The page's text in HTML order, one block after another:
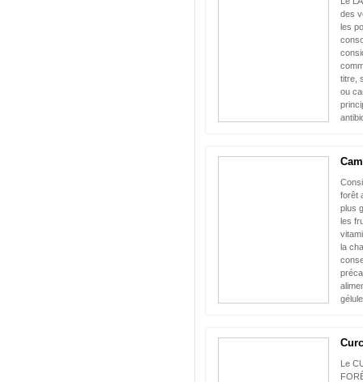
des
les
titre,
ou
forêt
plus
les
la
Le